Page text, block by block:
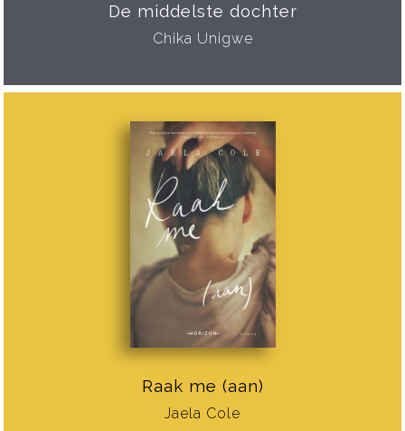
De middelste dochter
Chika Unigwe
Raak me (aan)
Jaela Cole